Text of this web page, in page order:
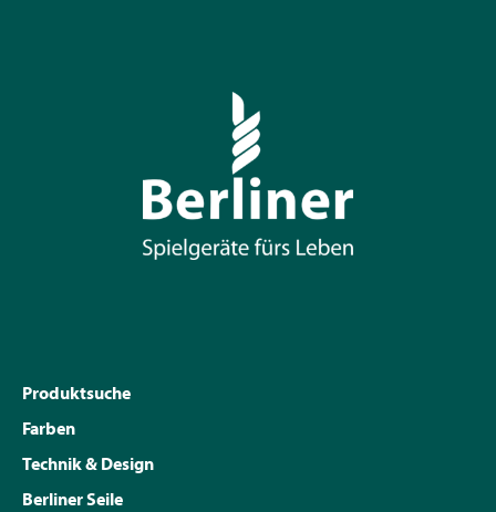
Produktsuche
Farben
Technik & Design
Berliner Seile